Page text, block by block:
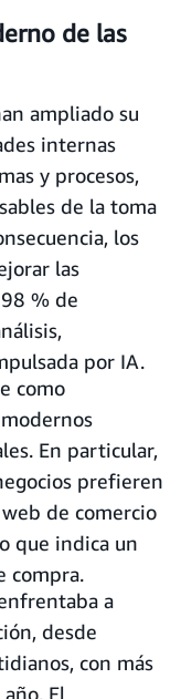
de las
ampliado su
internas
y procesos,
de la toma
los
las
% de
por IA.
como
En particular,
prefieren
de comercio
que indica un
compra.
a
desde
con más
El